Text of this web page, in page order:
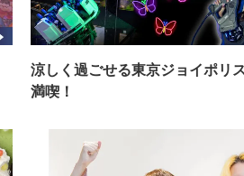
涼しく過ごせる東京ジョイポリ
満喫！